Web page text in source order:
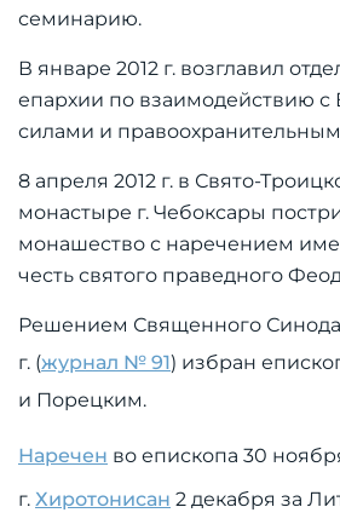
семинарию.
В январе 2012 г. возглавил
епархии по взаимодействию
силами и
8 апреля 2012 г. в Свято-
монастыре г. Чебоксары
монашество с наречением
честь святого праведного
Решением Священного Синода
г. (журнал № 91) избран
и Порецким.
Наречен во епископа 30
г. Хиротонисан 2 декабря за